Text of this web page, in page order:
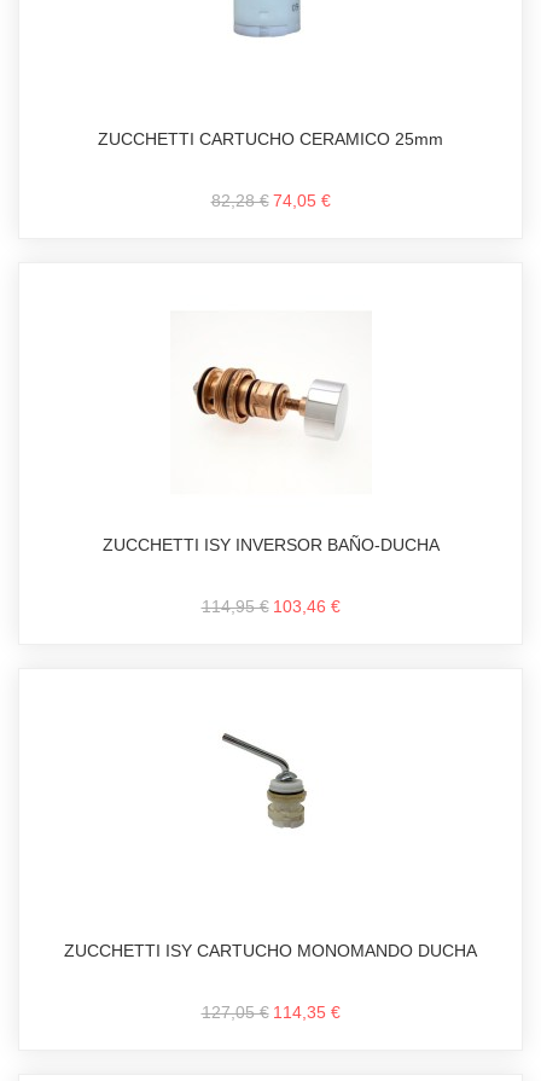
ZUCCHETTI CARTUCHO CERAMICO 25mm
82,28 € 74,05 €
ZUCCHETTI ISY INVERSOR BAÑO-DUCHA
114,95 € 103,46 €
ZUCCHETTI ISY CARTUCHO MONOMANDO DUCHA
127,05 € 114,35 €